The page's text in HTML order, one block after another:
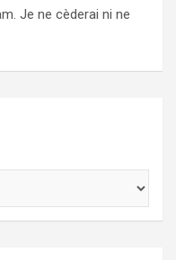
Je ne cèderai ni ne